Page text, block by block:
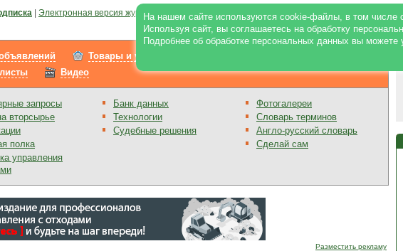
На нашем сайте используются cookie-файлы, в том числе
Используя сайт, вы соглашаетесь на обработку
Подробнее об обработке персональных данных вы можете
Электронная версия журнала |Отзывы|Реклама на портале|Реклама в журнале |
Товары и услуги
Видео
запросы
вторсырье
полка
управления
Банк данных
Технологии
Судебные решения
Фотогалереи
Словарь терминов
Англо-русский словарь
Сделай сам
Разместить рекламу